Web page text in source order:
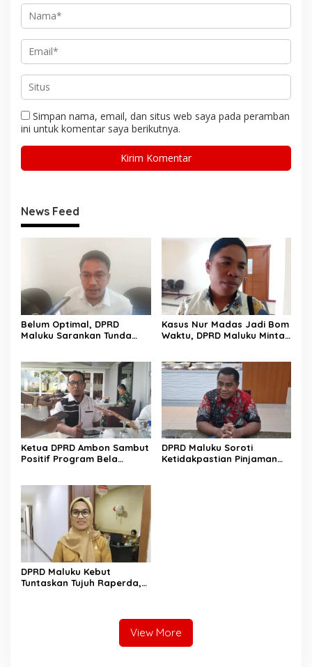
Simpan nama, email, dan situs web saya pada peramban
ini untuk komentar saya berikutnya.
News Feed
Belum Optimal, DPRD
Maluku Sarankan Tunda
Kasus Nur Madas Jadi Bom
Waktu, DPRD Maluku Minta
Pengangkatan Pejabat
Ketua DPRD Ambon Sambut
Positif Program Bela
DPRD Maluku Soroti
Ketidakpastian Pinjaman
DPRD Maluku Kebut
Tuntaskan Tujuh Raperda,
View More